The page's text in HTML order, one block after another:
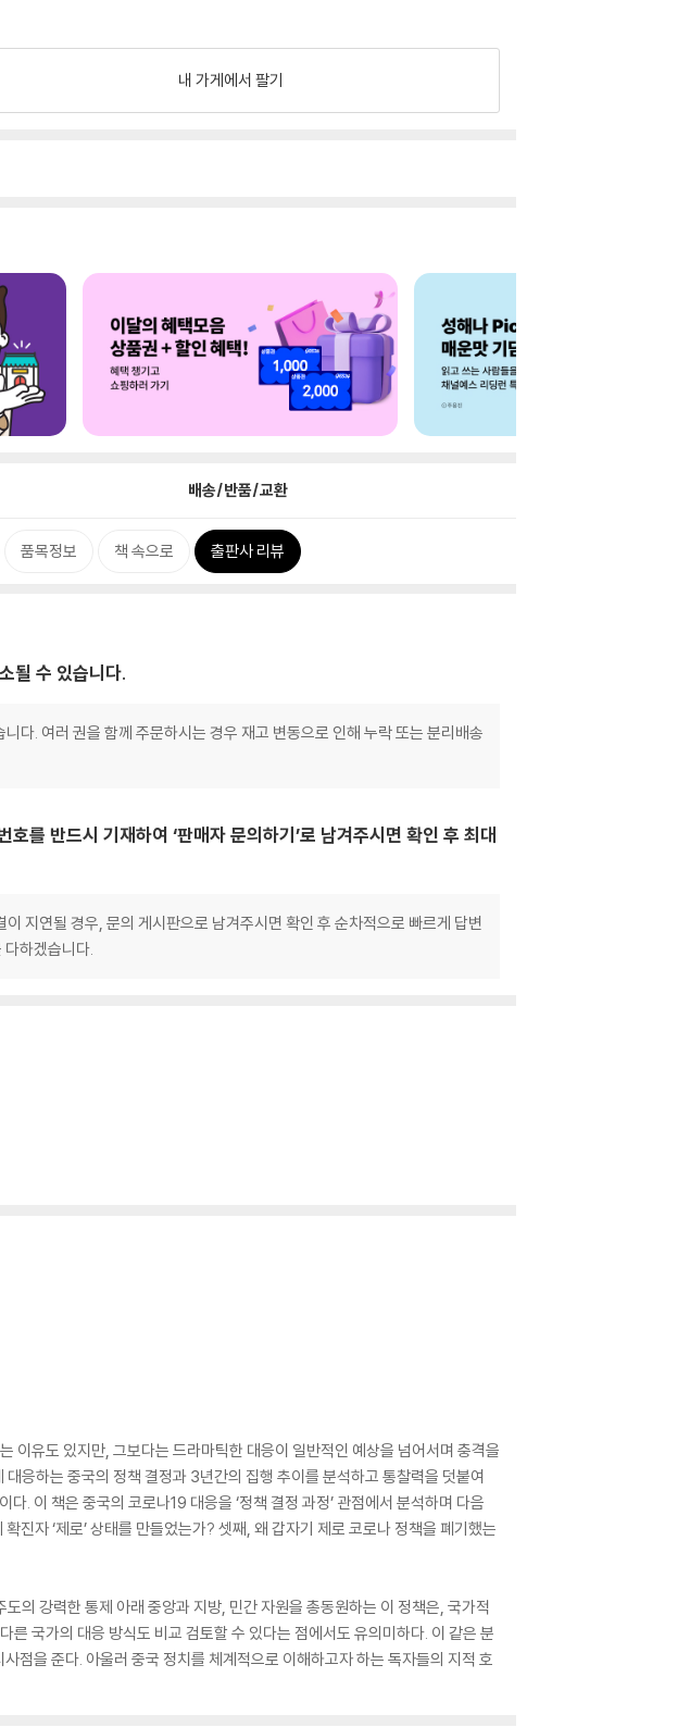
내 가게에서 팔기
배송/반품/교환
품목정보 책 속으로 출판사 리뷰
될 수 있습니다.
다. 여러 권을 함께 주문하시는 경우 재고 변동으로 인해 누락 또는 분리배송
를 반드시 기재하여 ‘판매자 문의하기’로 남겨주시면 확인 후 최대
지연될 경우, 문의 게시판으로 남겨주시면 확인 후 순차적으로 빠르게 답변
하겠습니다.
이유도 있지만, 그보다는 드라마틱한 대응이 일반적인 예상을 넘어서며 충격을
응하는 중국의 정책 결정과 3년간의 집행 추이를 분석하고 통찰력을 덧붙여
. 이 책은 중국의 코로나19 대응을 ‘정책 결정 과정’ 관점에서 분석하며 다음
진자 ‘제로’ 상태를 만들었는가? 셋째, 왜 갑자기 제로 코로나 정책을 폐기했는
의 강력한 통제 아래 중앙과 지방, 민간 자원을 총동원하는 이 정책은, 국가적
국가의 대응 방식도 비교 검토할 수 있다는 점에서도 유의미하다. 이 같은 분
점을 준다. 아울러 중국 정치를 체계적으로 이해하고자 하는 독자들의 지적 호